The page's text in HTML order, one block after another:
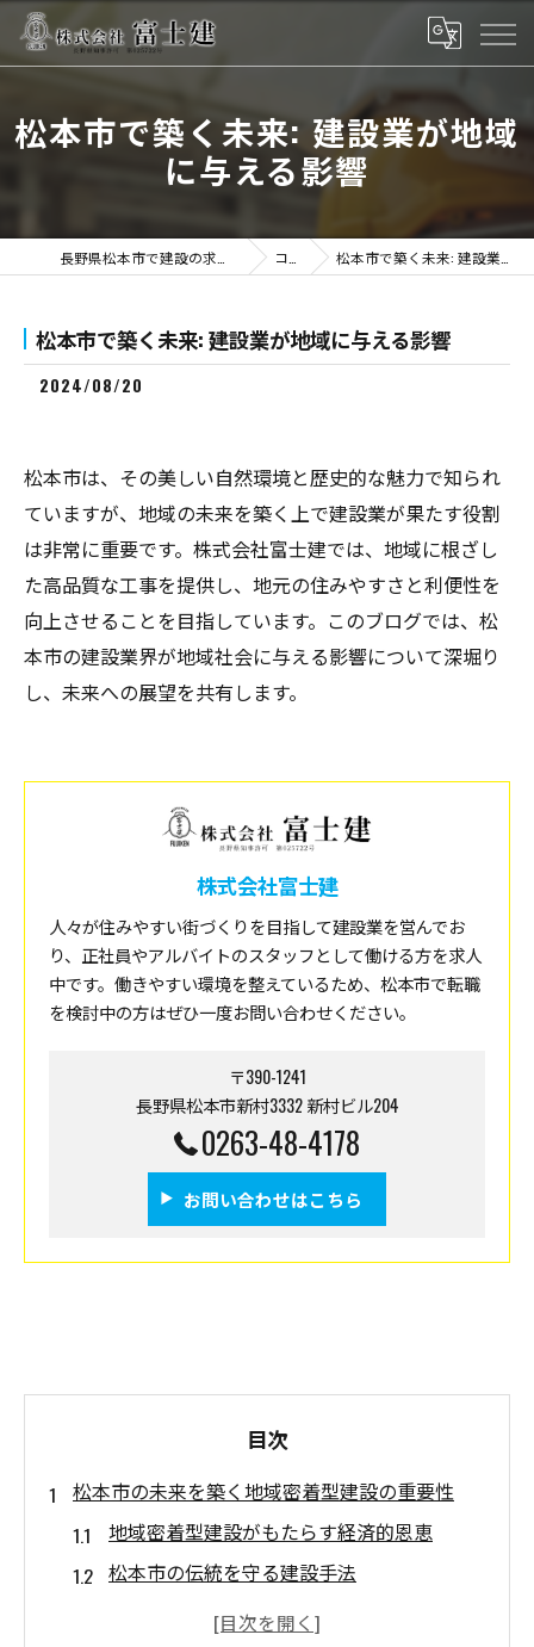
松本市で築く未来: 建設業が地域
に与える影響
コラム 松本市で築く未来: 建設業が地域に与える影響
松本市で築く未来: 建設業が地域に与える影響
2024/08/20
松本市は、その美しい自然環境と歴史的な魅力で知られ
ていますが、地域の未来を築く上で建設業が果たす役割
は非常に重要です。株式会社富士建では、地域に根ざし
た高品質な工事を提供し、地元の住みやすさと利便性を
向上させることを目指しています。このブログでは、松
本市の建設業界が地域社会に与える影響について深堀り
し、未来への展望を共有します。
株式会社富士建
人々が住みやすい街づくりを目指して建設業を営んでお
り、正社員やアルバイトのスタッフとして働ける方を求人
中です。働きやすい環境を整えているため、松本市で転職
を検討中の方はぜひ一度お問い合わせください。
〒390-1241
長野県松本市新村3332 新村ビル204
0263-48-4178
お問い合わせはこちら
目次
松本市の未来を築く地域密着型建設の重要性
地域密着型建設がもたらす経済的恩恵
松本市の伝統を守る建設手法
地元企業との協力が生むシナジー効果